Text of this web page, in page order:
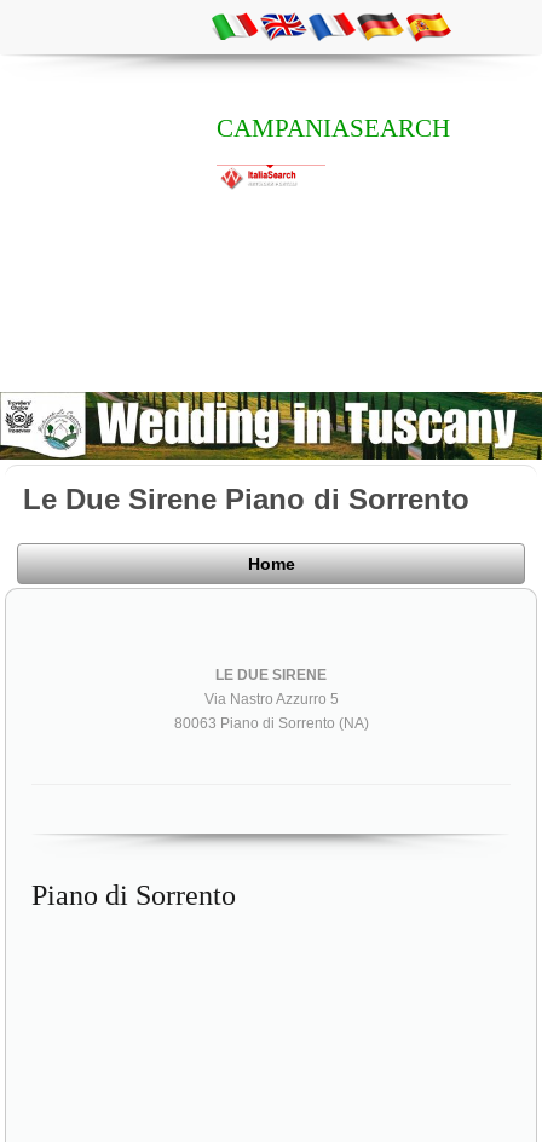
CAMPANIASEARCH
Le Due Sirene Piano di Sorrento
Home
LE DUE SIRENE
Via Nastro Azzurro 5
80063 Piano di Sorrento (NA)
Piano di Sorrento